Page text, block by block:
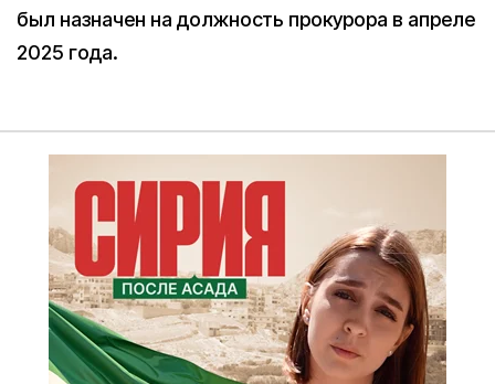
был назначен на должность прокурора в апреле
2025 года.